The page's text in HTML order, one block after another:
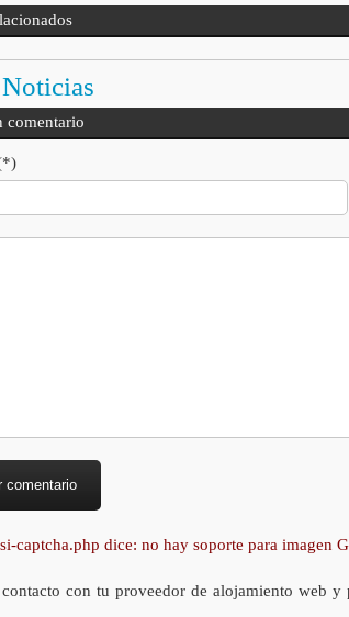
comentario
captcha.php dice: no hay soporte para imagen
contacto con tu proveedor de alojamiento web